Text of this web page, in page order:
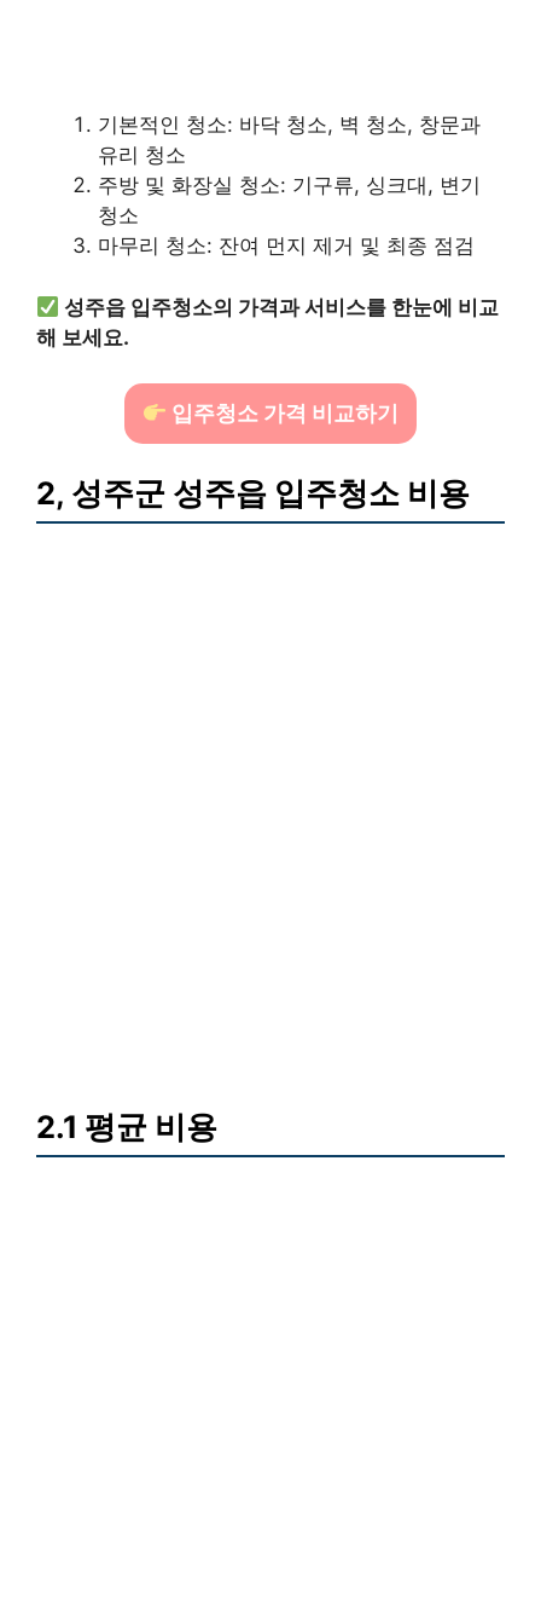
기본적인 청소: 바닥 청소, 벽 청소, 창문과
유리 청소
주방 및 화장실 청소: 기구류, 싱크대, 변기
청소
마무리 청소: 잔여 먼지 제거 및 최종 점검
성주읍 입주청소의 가격과 서비스를 한눈에 비교
해 보세요.
입주청소 가격 비교하기
2, 성주군 성주읍 입주청소 비용
2.1 평균 비용